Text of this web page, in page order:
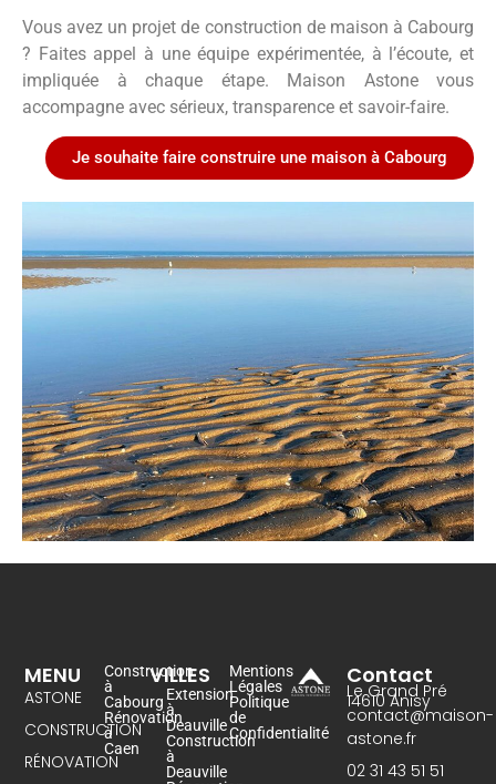
Vous avez un projet de construction de maison à Cabourg
? Faites appel à une équipe expérimentée, à l’écoute, et
impliquée à chaque étape. Maison Astone vous
accompagne avec sérieux, transparence et savoir-faire.
Je souhaite faire construire une maison à Cabourg
Mentions
Légales
Politique
de
Confidentialité
VILLES
Extension
à
Deauville
Construction
à
Deauville
Construction
à
Cabourg
Rénovation
à
Caen
MENU
ASTONE
CONSTRUCTION
RÉNOVATION
Contact
Le Grand Pré
14610 Anisy
contact@maison-
astone.fr
02 31 43 51 51